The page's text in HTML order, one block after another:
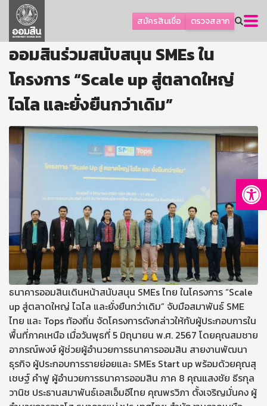
สมัครสินเชื่อ ตรวจสลาก
ลูกค้าธุรกิจ
ลูกค้าผู้ประกอบรายย่อย
โปรโมชัน
ออมเพื่อสุข
เกี่ยวกับธนาคาร
ข่าวสาร
บริการทางการเงิน
ติดต่อเรา
บริการออนไลน์
TH
EN
GSB Society
ออมสินร่วมสนับสนุน SMEs ใน
โครงการ “Scale up สู่ตลาดใหญ่
ไฉไล และยั่งยืนกว่าเดิม”
ธนาคารออมสินเดินหน้าสนับสนุน SMEs ไทย ในโครงการ “Scale
up สู่ตลาดใหญ่ ไฉไล และยั่งยืนกว่าเดิม” จับมือสมาพันธ์ SME
ไทย และ Tops ท้องถิ่น จัดโครงการดังกล่าวให้กับผู้ประกอบการใน
พื้นที่ภาคเหนือ เมื่อวันพุธที่ 5 มิถุนายน พ.ศ. 2567 โดยคุณสมชาย
อาภรณ์พงษ์ ผู้ช่วยผู้อำนวยการธนาคารออมสิน สายงานพัฒนา
ธุรกิจ ผู้ประกอบการรายย่อยและ SMEs Start up พร้อมด้วยคุณสุ
เชษฐ์ คำฟู ผู้อำนวยการธนาคารออมสิน ภาค 8 คุณแสงชัย ธีรกุล
วานิช ประธานสมาพันธ์เอสเอ็มอีไทย คุณพรวิภา ตั้งเจริญมั่นคง ผู้